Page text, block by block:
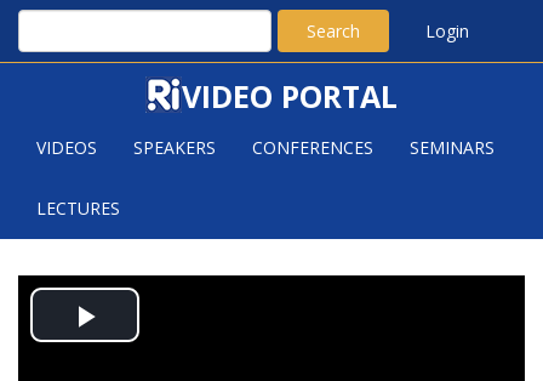
Search Login
VIDEO PORTAL
VIDEOS SPEAKERS CONFERENCES SEMINARS
LECTURES
KÖZELEBB A MATEMATIKÁHOZ -
KUNSZENTI-KOVÁCS DÁVID
Play